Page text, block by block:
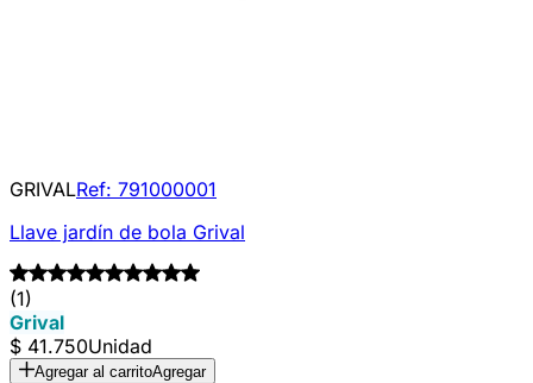
GRIVALRef: 791000001
Llave jardín de bola Grival
(1)
Grival
$ 41.750Unidad
Agregar al carritoAgregar